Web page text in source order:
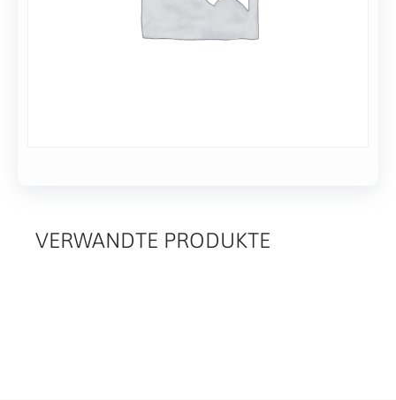
VERWANDTE PRODUKTE